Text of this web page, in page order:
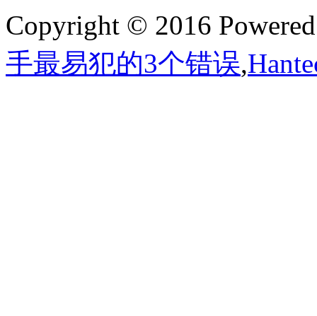
Copyright © 2016
手最易犯的3个错误,